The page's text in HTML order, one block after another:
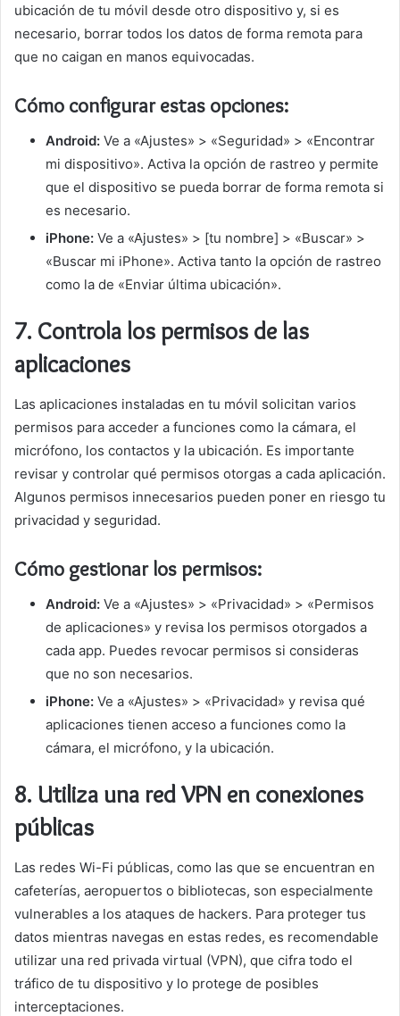
ubicación de tu móvil desde otro dispositivo y, si es
necesario, borrar todos los datos de forma remota para
que no caigan en manos equivocadas.
Cómo configurar estas opciones:
Android: Ve a «Ajustes» > «Seguridad» > «Encontrar
mi dispositivo». Activa la opción de rastreo y permite
que el dispositivo se pueda borrar de forma remota si
es necesario.
iPhone: Ve a «Ajustes» > [tu nombre] > «Buscar» >
«Buscar mi iPhone». Activa tanto la opción de rastreo
como la de «Enviar última ubicación».
7. Controla los permisos de las
aplicaciones
Las aplicaciones instaladas en tu móvil solicitan varios
permisos para acceder a funciones como la cámara, el
micrófono, los contactos y la ubicación. Es importante
revisar y controlar qué permisos otorgas a cada aplicación.
Algunos permisos innecesarios pueden poner en riesgo tu
privacidad y seguridad.
Cómo gestionar los permisos:
Android: Ve a «Ajustes» > «Privacidad» > «Permisos
de aplicaciones» y revisa los permisos otorgados a
cada app. Puedes revocar permisos si consideras
que no son necesarios.
iPhone: Ve a «Ajustes» > «Privacidad» y revisa qué
aplicaciones tienen acceso a funciones como la
cámara, el micrófono, y la ubicación.
8. Utiliza una red VPN en conexiones
públicas
Las redes Wi-Fi públicas, como las que se encuentran en
cafeterías, aeropuertos o bibliotecas, son especialmente
vulnerables a los ataques de hackers. Para proteger tus
datos mientras navegas en estas redes, es recomendable
utilizar una red privada virtual (VPN), que cifra todo el
tráfico de tu dispositivo y lo protege de posibles
interceptaciones.